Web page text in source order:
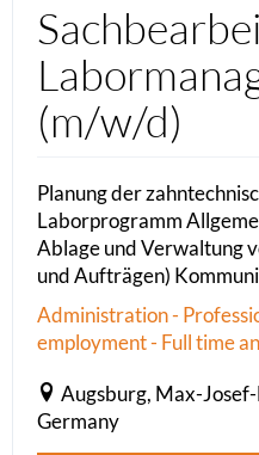
(m/w/d)
Planung der
Laborprogramm
Ablage und Verwaltung
und Aufträgen)
Administration -
employment - Full time
Augsburg, Max-
Germany